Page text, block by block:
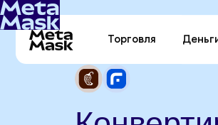
Торговля